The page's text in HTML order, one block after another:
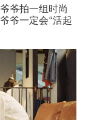
爷拍一组时尚
爷一定会“活起